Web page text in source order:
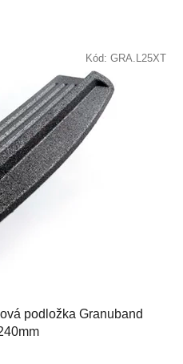
podložka Granuband
Kód: GRA.L25XT